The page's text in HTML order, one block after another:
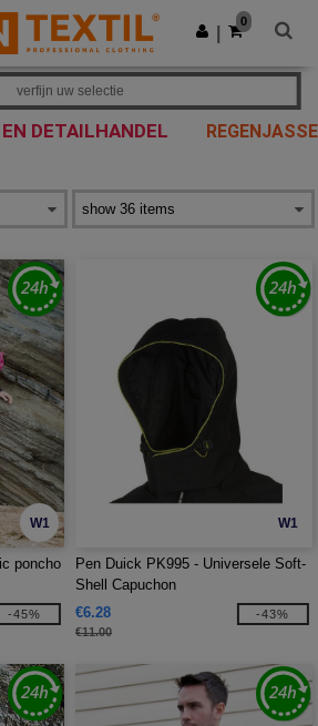
in de app!
Download app
0
DETAILHANDEL
verfijn uw selectie
W1
poncho
-45%
W1
Pen Duick PK995 - Universele Soft-
Shell Capuchon
€6.28
€11.00
-43%